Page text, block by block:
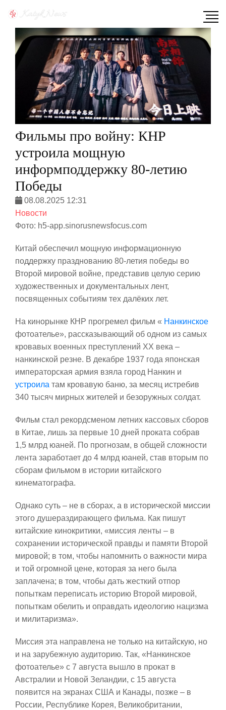
Фильмы про войну: КНР
устроила мощную
информподдержку 80-летию
Победы
08.08.2025 12:31
Новости
Фото: h5-app.sinorusnewsfocus.com
Китай обеспечил мощную информационную
поддержку празднованию 80-летия победы во
Второй мировой войне, представив целую серию
художественных и документальных лент,
посвященных событиям тех далёких лет.
На кинорынке КНР прогремел фильм « Нанкинское
фотоателье», рассказывающий об одном из самых
кровавых военных преступлений ХХ века –
нанкинской резне. В декабре 1937 года японская
императорская армия взяла город Нанкин и
устроила там кровавую баню, за месяц истребив
340 тысяч мирных жителей и безоружных солдат.
Фильм стал рекордсменом летних кассовых сборов
в Китае, лишь за первые 10 дней проката собрав
1,5 млрд юаней. По прогнозам, в общей сложности
лента заработает до 4 млрд юаней, став вторым по
сборам фильмом в истории китайского
кинематографа.
Однако суть – не в сборах, а в исторической миссии
этого душераздирающего фильма. Как пишут
китайские кинокритики, «миссия ленты – в
сохранении исторической правды и памяти Второй
мировой; в том, чтобы напомнить о важности мира
и той огромной цене, которая за него была
заплачена; в том, чтобы дать жесткий отпор
попыткам переписать историю Второй мировой,
попыткам обелить и оправдать идеологию нацизма
и милитаризма».
Миссия эта направлена не только на китайскую, но
и на зарубежную аудиторию. Так, «Нанкинское
фотоателье» с 7 августа вышло в прокат в
Австралии и Новой Зеландии, с 15 августа
появится на экранах США и Канады, позже – в
России, Республике Корея, Великобритании,